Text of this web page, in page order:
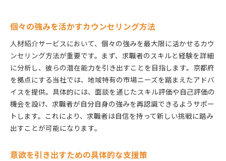
個々の強みを活かすカウンセリング方法
人材紹介サービスにおいて、個々の強みを最大限に活かせるカウ
ンセリング方法が重要です。まず、求職者のスキルと経験を詳細
に分析し、彼らの潜在能力を引き出すことを目指します。京都府
を拠点にする当社では、地域特有の市場ニーズを踏まえたアドバ
イスを提供。具体的には、面談を通じたスキル評価や自己評価の
機会を設け、求職者が自分自身の強みを再認識できるようサポー
トします。これにより、求職者は自信を持って新しい挑戦に踏み
出すことが可能になります。
意欲を引き出すための具体的な支援策